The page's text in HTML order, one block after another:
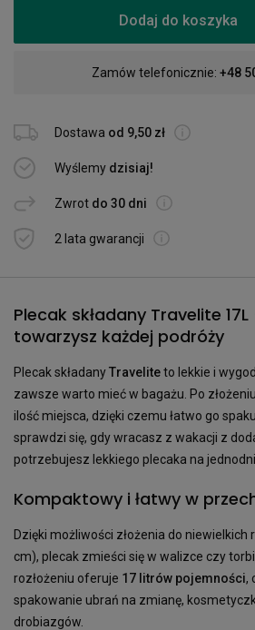
Dodaj do koszyka
Zamów telefonicznie: +48
Dostawa od 9,50 zł
Wyślemy dzisiaj!
Zwrot do 30 dni
2 lata gwarancji
Plecak składany Travelite
towarzysz każdej podróży
Plecak składanyTraveliteto lekkie i
zawsze warto mieć w bagażu. Po
ilość miejsca, dzięki czemu łatwo go
sprawdzi się, gdy wracasz z wakacji z
potrzebujesz lekkiego plecaka na
Kompaktowy i łatwy w
Dzięki możliwości złożenia do niewielkich
cm), plecak zmieści się w walizce czy
rozłożeniu oferuje 17 litrów pojemności,
spakowanie ubrań na zmianę,
drobiazgów.